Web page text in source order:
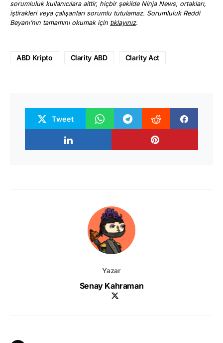
sorumluluk kullanıcılara aittir, hiçbir şekilde Ninja News, ortakları,
iştirakleri veya çalışanları sorumlu tutulamaz. Sorumluluk Reddi
Beyanı’nın tamamını okumak için tıklayınız.
ABD Kripto Clarity ABD Clarity Act
Tweet
Yazar
Senay Kahraman